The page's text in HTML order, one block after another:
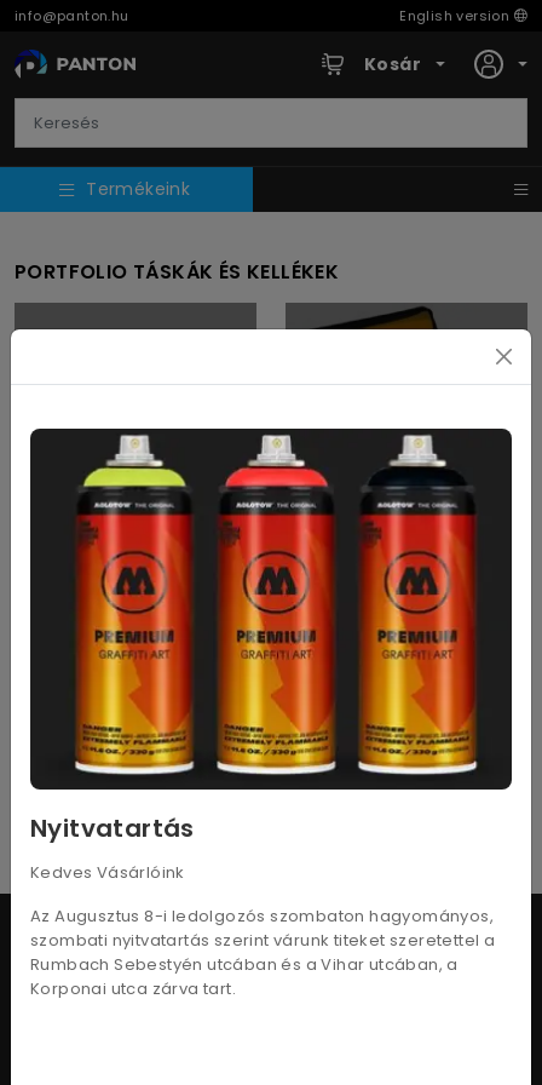
Nyitvatartás
Kedves Vásárlóink
Az Augusztus 8-i ledolgozós szombaton hagyományos,
szombati nyitvatartás szerint várunk titeket szeretettel a
Rumbach Sebestyén utcában és a Vihar utcában, a
Korponai utca zárva tart.
info@panton.hu English version
Kosár
Termékeink
PORTFOLIO TÁSKÁK ÉS KELLÉKEK
Project bag
lefűző
Artsafe presenter
mappa
Adatkezelési tájékoztató